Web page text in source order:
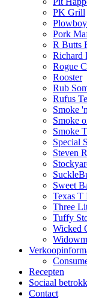
PK Grill
Pork
R Butts
Richard
Rogue
Rooster
Rub
Rufus
Smoke
Smoke
Smoke
Special
Steven
Sweet
Texas T
Three
Tuffy
Wicked
Recepten
Sociaal
Contact